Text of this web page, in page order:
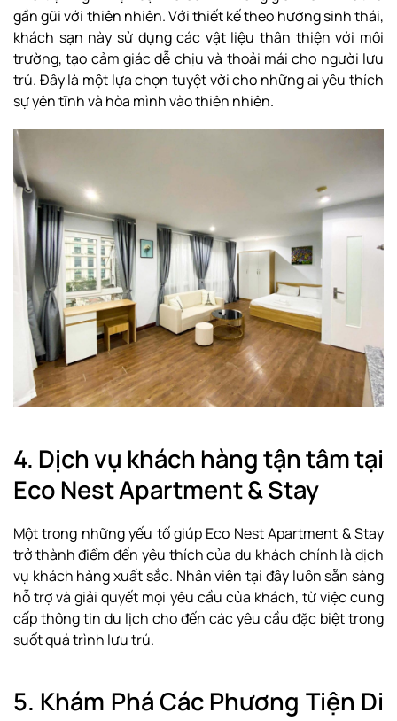
gần gũi với thiên nhiên. Với thiết kế theo hướng sinh thái,
khách sạn này sử dụng các vật liệu thân thiện với môi
trường, tạo cảm giác dễ chịu và thoải mái cho người lưu
trú. Đây là một lựa chọn tuyệt vời cho những ai yêu thích
sự yên tĩnh và hòa mình vào thiên nhiên.
4. Dịch vụ khách hàng tận tâm tại
Eco Nest Apartment & Stay
Một trong những yếu tố giúp Eco Nest Apartment & Stay
trở thành điểm đến yêu thích của du khách chính là dịch
vụ khách hàng xuất sắc. Nhân viên tại đây luôn sẵn sàng
hỗ trợ và giải quyết mọi yêu cầu của khách, từ việc cung
cấp thông tin du lịch cho đến các yêu cầu đặc biệt trong
suốt quá trình lưu trú.
5. Khám Phá Các Phương Tiện Di